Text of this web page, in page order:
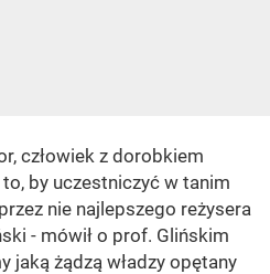
człowiek z dorobkiem
to, by uczestniczyć w tanim
nie najlepszego reżysera
- mówił o prof. Glińskim
jaką żądzą władzy opętany